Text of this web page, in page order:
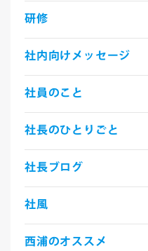
研修
社内向けメッセージ
社員のこと
社長のひとりごと
社長ブログ
社風
西浦のオススメ